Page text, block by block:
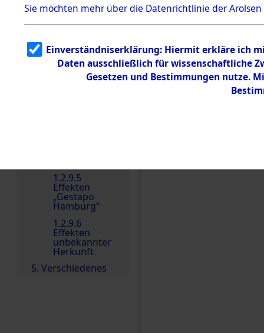
Bayerisches
1.2.9.3
Effekten aus
dem KZ
Neuengamm
1.2.9.5
Effekten
„Gestapo
Hamburg“
1.2.9.6
Effekten
unbekannter
Herkunft
5. Verschiedenes
Einen Kommentar
Sie möchten mehr über die Datenrichtlinie der Arolsen
Einverständniserklärung: Hiermit erkläre ich
Daten ausschließlich für wissenschaftliche
Gesetzen und Bestimmungen nutze.